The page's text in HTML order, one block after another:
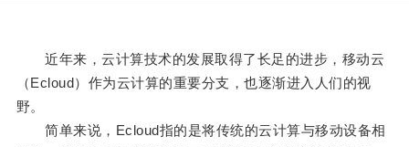
近年来，云计算技术的发展取得了长足的进步，移动云
（Ecloud）作为云计算的重要分支，也逐渐进入人们的视
野。
简单来说，Ecloud指的是将传统的云计算与移动设备相